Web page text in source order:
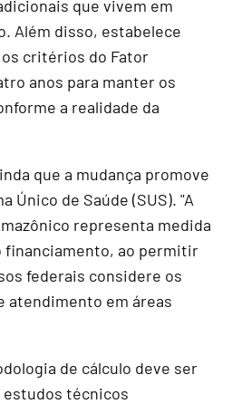
que vivem em
Além disso, estabelece
critérios do Fator
anos para manter os
a realidade da
que a mudança promove
Único de Saúde (SUS). "A
representa medida
financiamento, ao permitir
federais considere os
atendimento em áreas
de cálculo deve ser
estudos técnicos